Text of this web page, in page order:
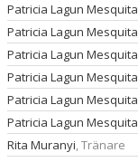
Patricia Lagun Mesquita
Patricia Lagun Mesquita
Patricia Lagun Mesquita
Patricia Lagun Mesquita
Patricia Lagun Mesquita
Patricia Lagun Mesquita
Rita Muranyi, Tränare